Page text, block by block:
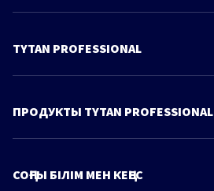
TYTAN PROFESSIONAL
О Компании
Знания и советы
ПРОДУКТЫ TYTAN PROFESSIONAL
Пено-Клеи
СОҢҒЫ БІЛІМ МЕН КЕҢЕС